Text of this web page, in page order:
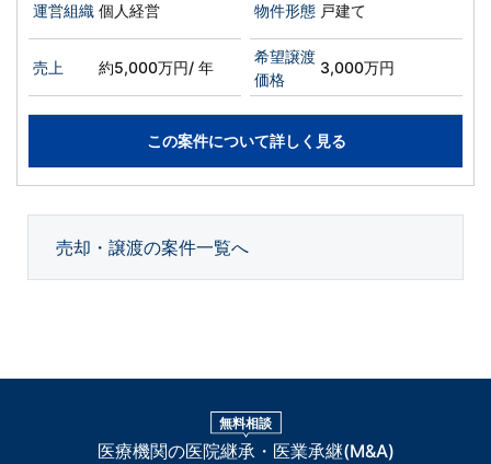
運営組織 個人経営 物件形態 戸建て
売上 約5,000万円/ 年
希望譲渡
価格
3,000万円
この案件について詳しく見る
売却・譲渡の案件一覧へ
無料相談
医療機関の医院継承・医業承継(M&A)